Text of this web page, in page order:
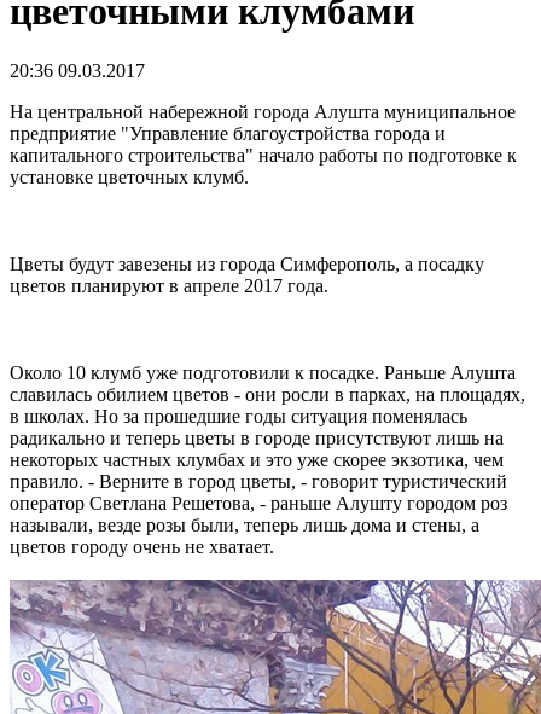
цветочными клумбами
20:36 09.03.2017
На центральной набережной города Алушта муниципальное
предприятие "Управление благоустройства города и
капитального строительства" начало работы по подготовке к
установке цветочных клумб.
Цветы будут завезены из города Симферополь, а посадку
цветов планируют в апреле 2017 года.
Около 10 клумб уже подготовили к посадке. Раньше Алушта
славилась обилием цветов - они росли в парках, на площадях,
в школах. Но за прошедшие годы ситуация поменялась
радикально и теперь цветы в городе присутствуют лишь на
некоторых частных клумбах и это уже скорее экзотика, чем
правило. - Верните в город цветы, - говорит туристический
оператор Светлана Решетова, - раньше Алушту городом роз
называли, везде розы были, теперь лишь дома и стены, а
цветов городу очень не хватает.